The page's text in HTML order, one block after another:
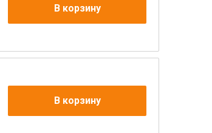
В корзину
В корзину